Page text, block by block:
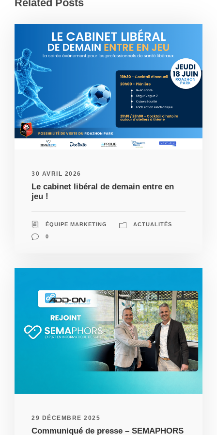
Related Posts
30 AVRIL 2026
Le cabinet libéral de demain entre en
jeu !
ÉQUIPE MARKETING ACTUALITÉS
0
29 DÉCEMBRE 2025
Communiqué de presse – SEMAPHORS